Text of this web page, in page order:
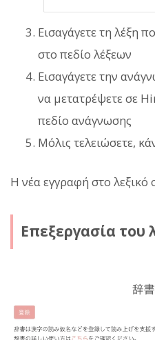
Εισαγάγετε τη λέξη
στο πεδίο λέξεων
Εισαγάγετε την
να μετατρέψετε σε
πεδίο ανάγνωσης
Μόλις τελειώσετε,
Η νέα εγγραφή στο
Επεξεργασία του